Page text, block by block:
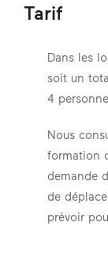
Tarif
Dans les
soit un
4
Nous
formation
demande
de
prévoir